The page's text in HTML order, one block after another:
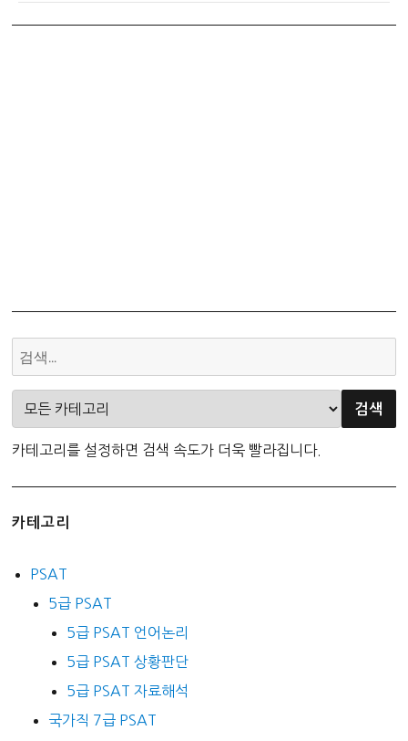
카테고리를 설정하면 검색 속도가 더욱 빨라집니다.
카테고리
PSAT
5급 PSAT
5급 PSAT 언어논리
5급 PSAT 상황판단
5급 PSAT 자료해석
국가직 7급 PSAT